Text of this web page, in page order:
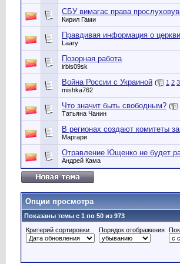
СБУ вимагає права
Кирил Гами
Правдивая информация о
Laary
Позорная работа
irbis09sk
Война России с Украиной ( 1 2 3
mishka762
Что значит быть свободным? (
Татьяна Чанин
В регионах создают комитеты
Маргари
Отравление Ющенко не будет
Андрей Кама
Опции просмотра
Показаны темы с 1 по 50 из 973
Критерий сортировки
Порядок отображения